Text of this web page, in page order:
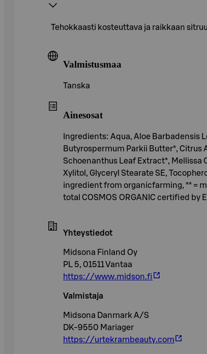
Tehokkaasti kosteuttava ja raikkaan
Valmistusmaa
Tanska
Ainesosat
Ingredients: Aqua, Aloe Barbadensis
Butyrospermum Parkii Butter*, Citrus
Schoenanthus Leaf Extract*, Mellissa
Xylitol, Glyceryl Stearate SE,
ingredient from organicfarming, ** =
total COSMOS ORGANIC certified by
Yhteystiedot
Midsona Finland Oy
PL 5, 01511 Vantaa
https://www.midson.fi
Valmistaja
Midsona Danmark A/S
DK-9550 Mariager
https://urtekrambeauty.com